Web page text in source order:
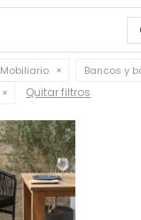
Mobiliario
Bancos y
Quitar filtros